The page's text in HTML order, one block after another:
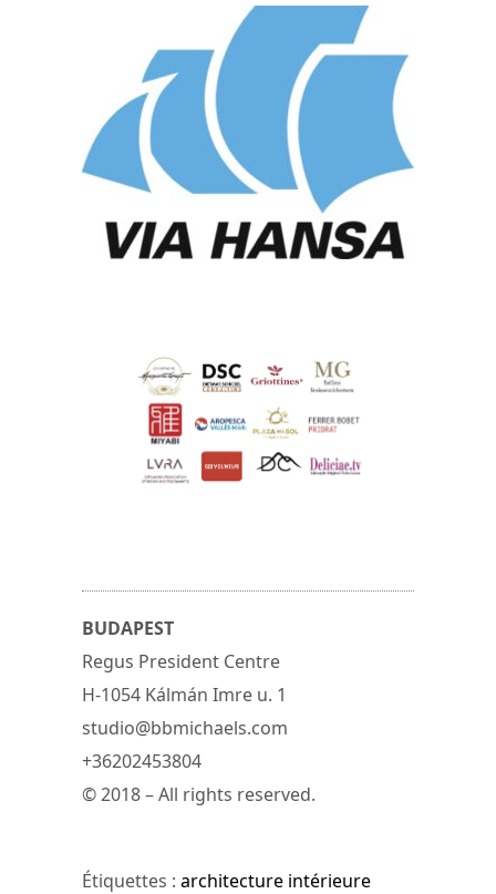
BUDAPEST
Regus President Centre
H-1054 Kálmán Imre u. 1
studio@bbmichaels.com
+36202453804
© 2018 – All rights reserved.
Étiquettes : architecture intérieure